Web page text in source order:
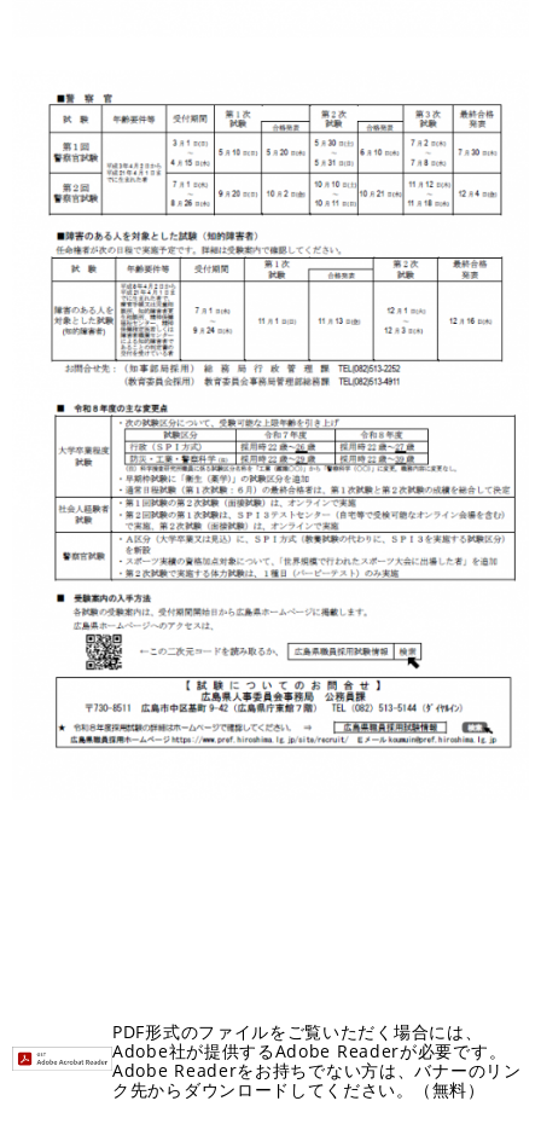
PDF形式のファイルをご覧いただく場合には、
Adobe社が提供するAdobe Readerが必要です。
Adobe Readerをお持ちでない方は、バナーのリン
ク先からダウンロードしてください。（無料）